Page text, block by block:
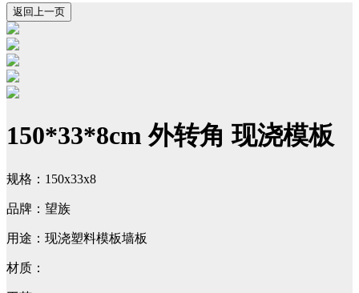
150*33*8cm 外转角 现浇模板
规格：150x33x8
品牌：望族
用途：现浇塑料模板墙板
材质：